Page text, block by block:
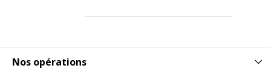
Nos opérations